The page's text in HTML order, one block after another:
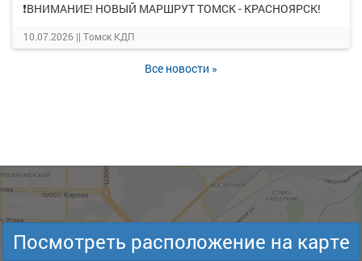
❗ВНИМАНИЕ! НОВЫЙ МАРШРУТ ТОМСК - КРАСНОЯРСК!
10.07.2026 || Томск КДП
Все новости »
Посмотреть расположение на карте